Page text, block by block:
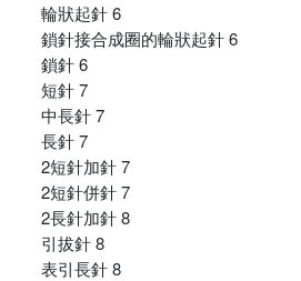
輪狀起針 6
鎖針接合成圈的輪狀起針 6
鎖針 6
短針 7
中長針 7
長針 7
2短針加針 7
2短針併針 7
2長針加針 8
引拔針 8
表引長針 8